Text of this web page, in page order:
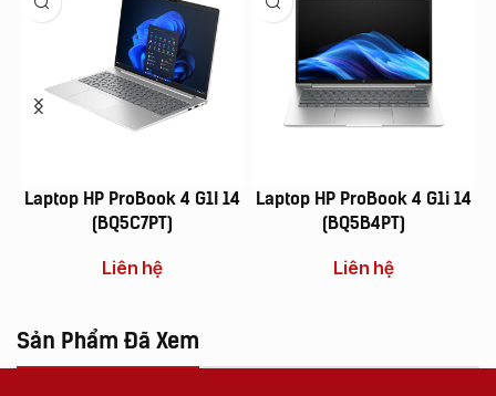
Laptop HP ProBook 4 G1I 14
(BQ5C7PT)
Liên hệ
Laptop HP ProBook 4 G1i 14
(BQ5B4PT)
Liên hệ
Sản Phẩm Đã Xem